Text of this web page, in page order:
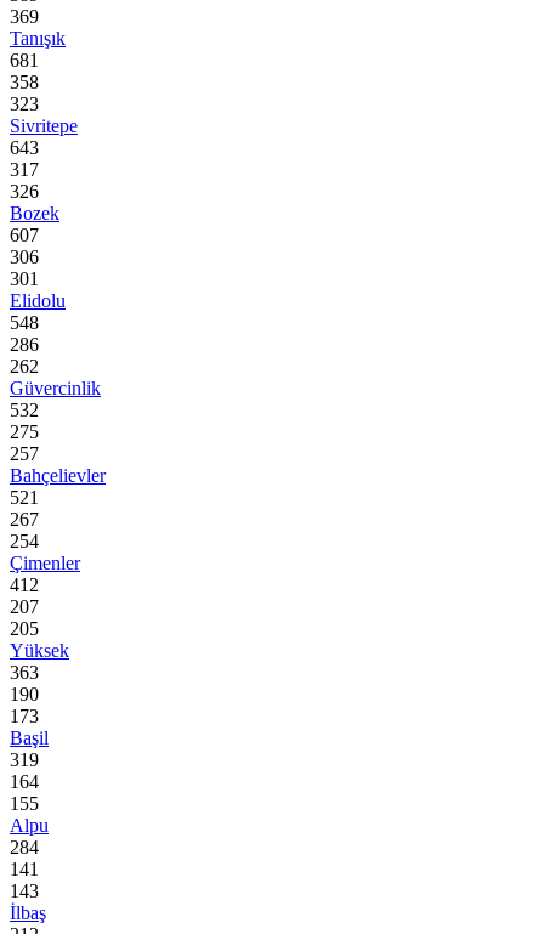
369
Tanışık
681
358
323
Sivritepe
643
317
326
Bozek
607
306
301
Elidolu
548
286
262
Güvercinlik
532
275
257
Bahçelievler
521
267
254
Çimenler
412
207
205
Yüksek
363
190
173
Başil
319
164
155
Alpu
284
141
143
İlbaş